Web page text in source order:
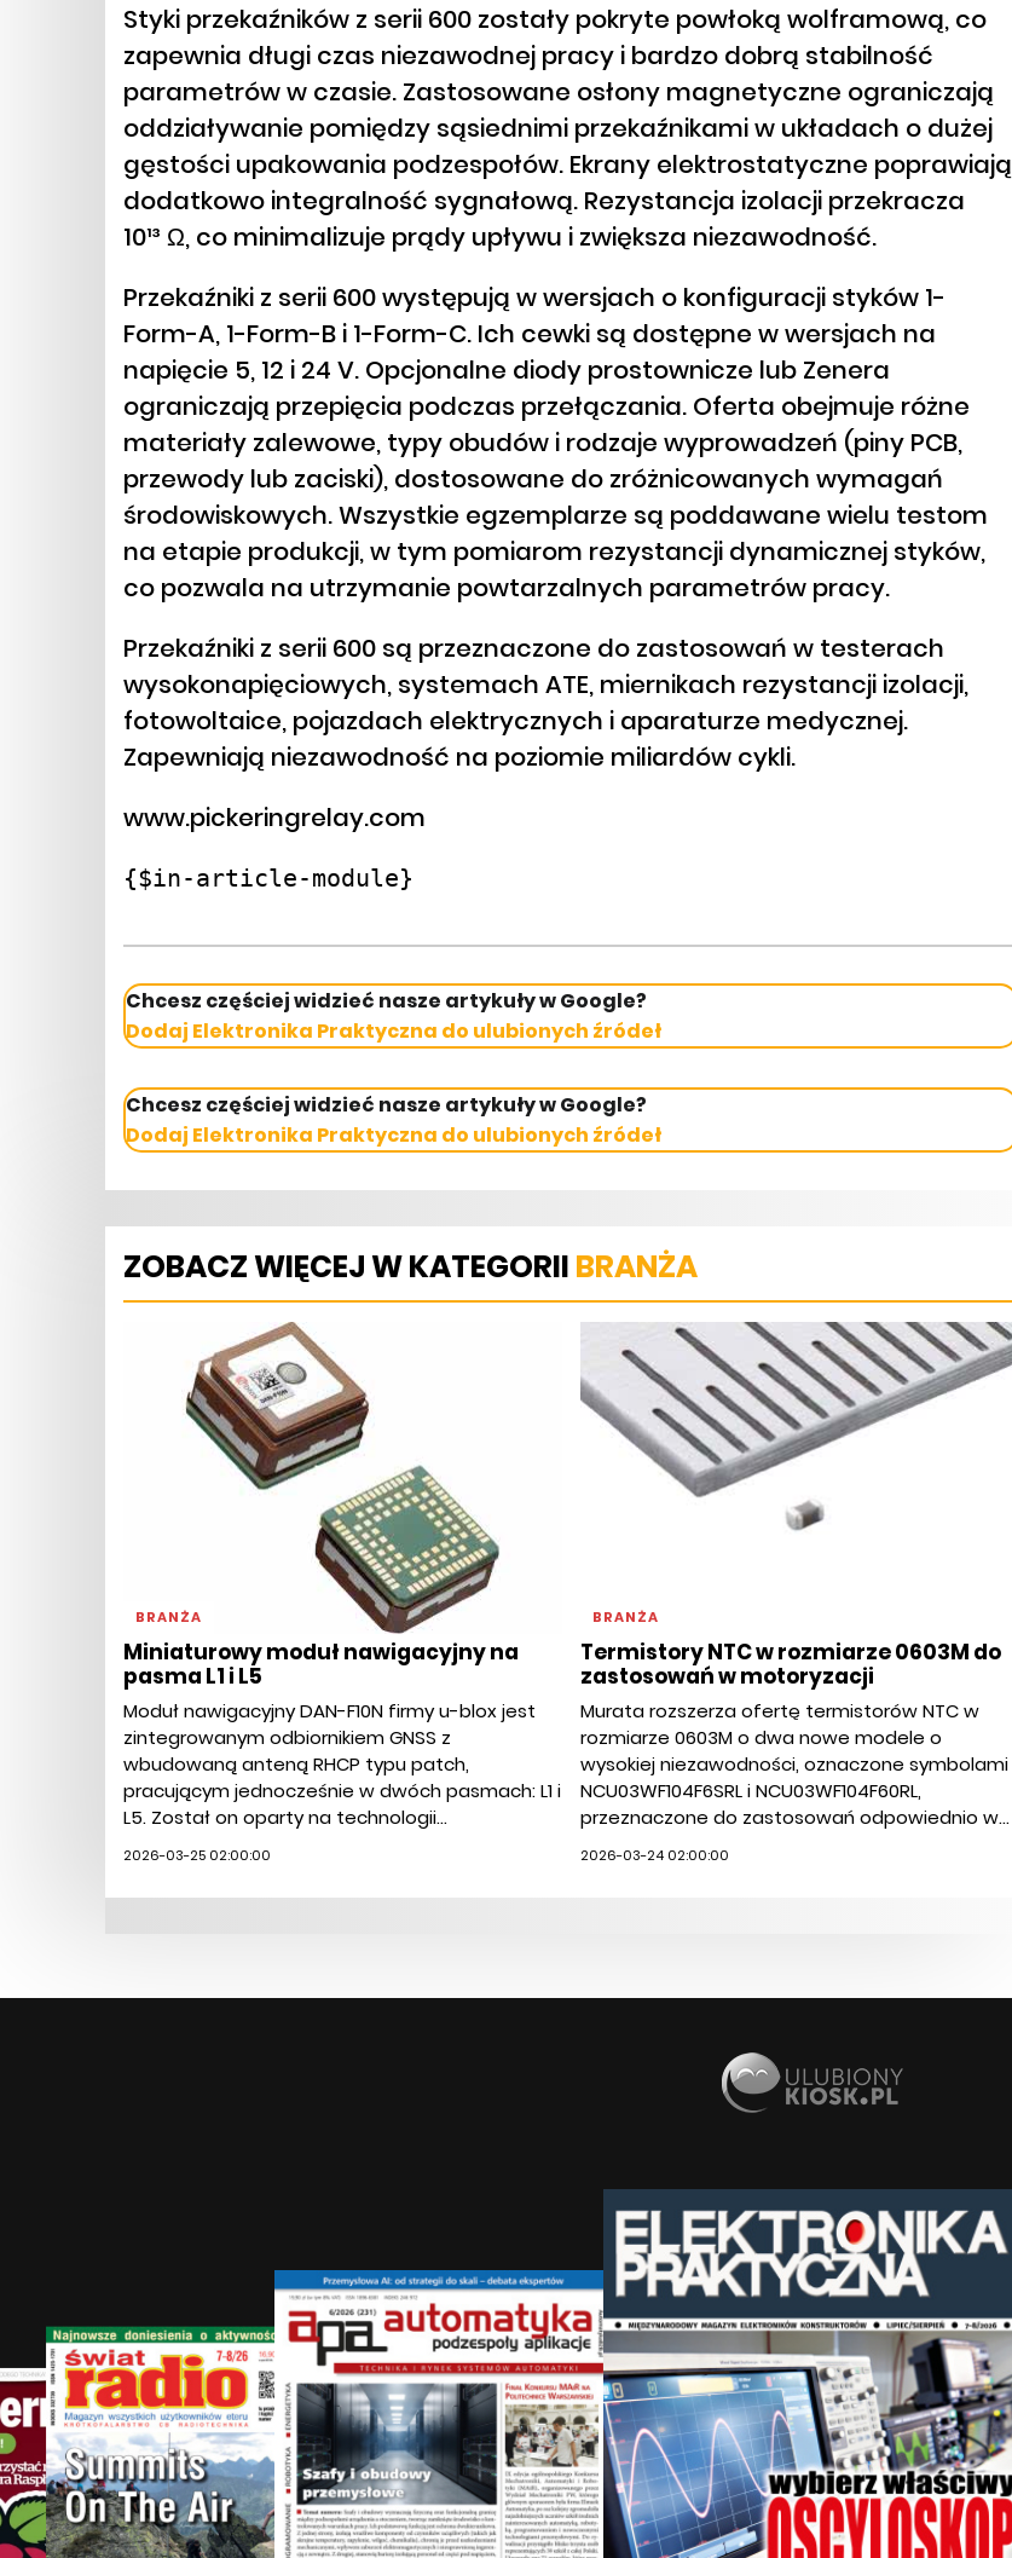
Styki przekaźników z serii 600 zostały pokryte powłoką wolframową, co
zapewnia długi czas niezawodnej pracy i bardzo dobrą stabilność
parametrów w czasie. Zastosowane osłony magnetyczne ograniczają
oddziaływanie pomiędzy sąsiednimi przekaźnikami w układach o dużej
gęstości upakowania podzespołów. Ekrany elektrostatyczne poprawiają
dodatkowo integralność sygnałową. Rezystancja izolacji przekracza
10¹³ Ω, co minimalizuje prądy upływu i zwiększa niezawodność.
Przekaźniki z serii 600 występują w wersjach o konfiguracji styków 1-
Form-A, 1-Form-B i 1-Form-C. Ich cewki są dostępne w wersjach na
napięcie 5, 12 i 24 V. Opcjonalne diody prostownicze lub Zenera
ograniczają przepięcia podczas przełączania. Oferta obejmuje różne
materiały zalewowe, typy obudów i rodzaje wyprowadzeń (piny PCB,
przewody lub zaciski), dostosowane do zróżnicowanych wymagań
środowiskowych. Wszystkie egzemplarze są poddawane wielu testom
na etapie produkcji, w tym pomiarom rezystancji dynamicznej styków,
co pozwala na utrzymanie powtarzalnych parametrów pracy.
Przekaźniki z serii 600 są przeznaczone do zastosowań w testerach
wysokonapięciowych, systemach ATE, miernikach rezystancji izolacji,
fotowoltaice, pojazdach elektrycznych i aparaturze medycznej.
Zapewniają niezawodność na poziomie miliardów cykli.
www.pickeringrelay.com
{$in-article-module}
Chcesz częściej widzieć nasze artykuły w Google?
Dodaj Elektronika Praktyczna do ulubionych źródeł
Chcesz częściej widzieć nasze artykuły w Google?
Dodaj Elektronika Praktyczna do ulubionych źródeł
ZOBACZ WIĘCEJ W KATEGORII BRANŻA
BRANŻA
Miniaturowy moduł nawigacyjny na
pasma L1 i L5
Moduł nawigacyjny DAN-F10N firmy u-blox jest
zintegrowanym odbiornikiem GNSS z
wbudowaną anteną RHCP typu patch,
pracującym jednocześnie w dwóch pasmach: L1 i
L5. Został on oparty na technologii...
2026-03-25 02:00:00
BRANŻA
Termistory NTC w rozmiarze 0603M do
zastosowań w motoryzacji
Murata rozszerza ofertę termistorów NTC w
rozmiarze 0603M o dwa nowe modele o
wysokiej niezawodności, oznaczone symbolami
NCU03WF104F6SRL i NCU03WF104F60RL,
przeznaczone do zastosowań odpowiednio w...
2026-03-24 02:00:00